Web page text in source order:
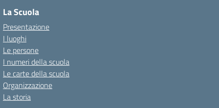
La Scuola
Presentazione
I luoghi
Le persone
I numeri della scuola
Le carte della scuola
Organizzazione
La storia